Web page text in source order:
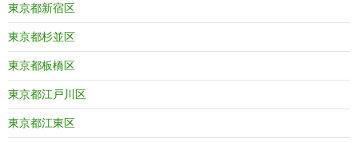
東京都新宿区
東京都杉並区
東京都板橋区
東京都江戸川区
東京都江東区